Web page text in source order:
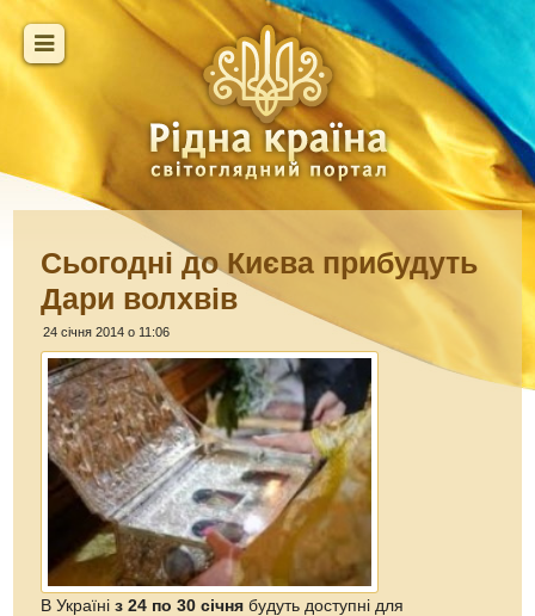
Сьогодні до Києва прибудуть
Дари волхвів
24 січня 2014 о 11:06
В Україніз 24 по 30 січня будуть доступні для